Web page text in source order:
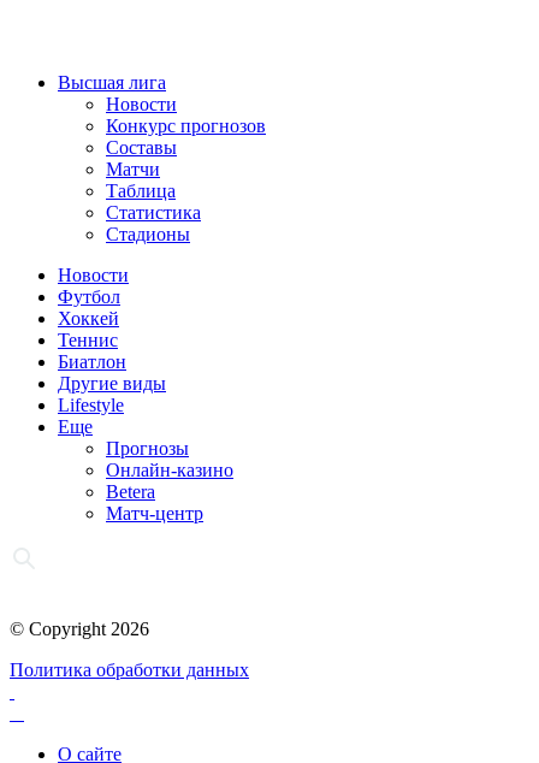
Высшая лига
Новости
Конкурс прогнозов
Составы
Матчи
Таблица
Статистика
Стадионы
Новости
Футбол
Хоккей
Теннис
Биатлон
Другие виды
Lifestyle
Еще
Прогнозы
Онлайн-казино
Betera
Матч-центр
© Copyright 2026
Политика обработки данных
О сайте